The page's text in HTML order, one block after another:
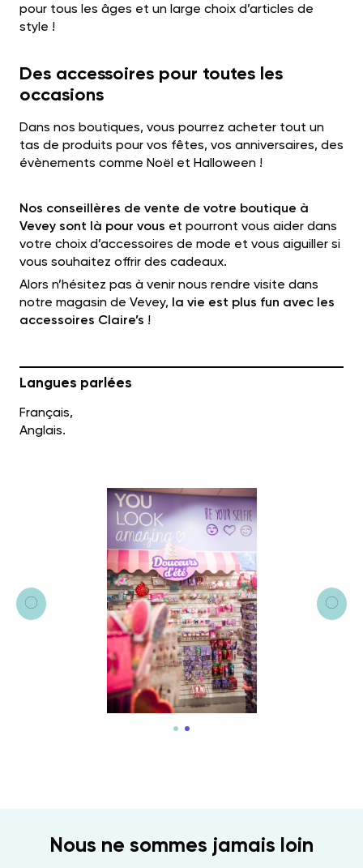
Langues parlées
Français,
Anglais.
pour tous les âges et un large choix d’articles de
style !
Des accessoires pour toutes les
occasions
Dans nos boutiques, vous pourrez acheter tout un
tas de produits pour vos fêtes, vos anniversaires, des
évènements comme Noël et Halloween !
Nos conseillères de vente de votre boutique à
Vevey sont là pour vous et pourront vous aider dans
votre choix d’accessoires de mode et vous aiguiller si
vous souhaitez offrir des cadeaux.
Alors n’hésitez pas à venir nous rendre visite dans
notre magasin de Vevey, la vie est plus fun avec les
accessoires Claire’s !
Nous ne sommes jamais loin